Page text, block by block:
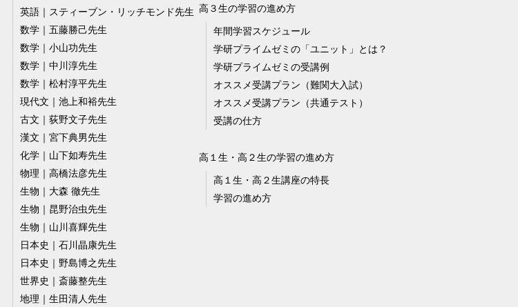
英語｜スティーブン・リッチモンド先生
数学｜五藤勝己先生
数学｜小山功先生
数学｜中川淳先生
数学｜松村淳平先生
現代文｜池上和裕先生
古文｜荻野文子先生
漢文｜宮下典男先生
化学｜山下如寿先生
物理｜高橋法彦先生
生物｜大森 徹先生
生物｜昆野治虫先生
生物｜山川喜輝先生
日本史｜石川晶康先生
日本史｜野島博之先生
世界史｜斎藤整先生
地理｜生田清人先生
高３生の学習の進め方
年間学習スケジュール
学研プライムゼミの「ユニット」とは？
学研プライムゼミの受講例
オススメ受講プラン（難関大入試）
オススメ受講プラン（共通テスト）
受講の仕方
高１生・高２生の学習の進め方
高１生・高２生講座の特長
学習の進め方